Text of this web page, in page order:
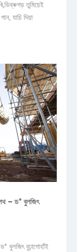
তুমিয়েই
যাচি দিয়া
– ড° বুলজিৎ
বুলজিৎ বুঢ়াগোহাঁই